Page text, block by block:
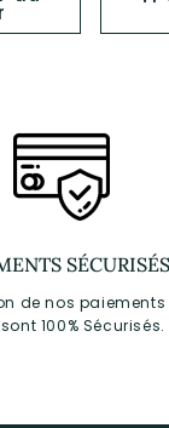
SÉCURISÉS
de nos paiements
100% Sécurisés.